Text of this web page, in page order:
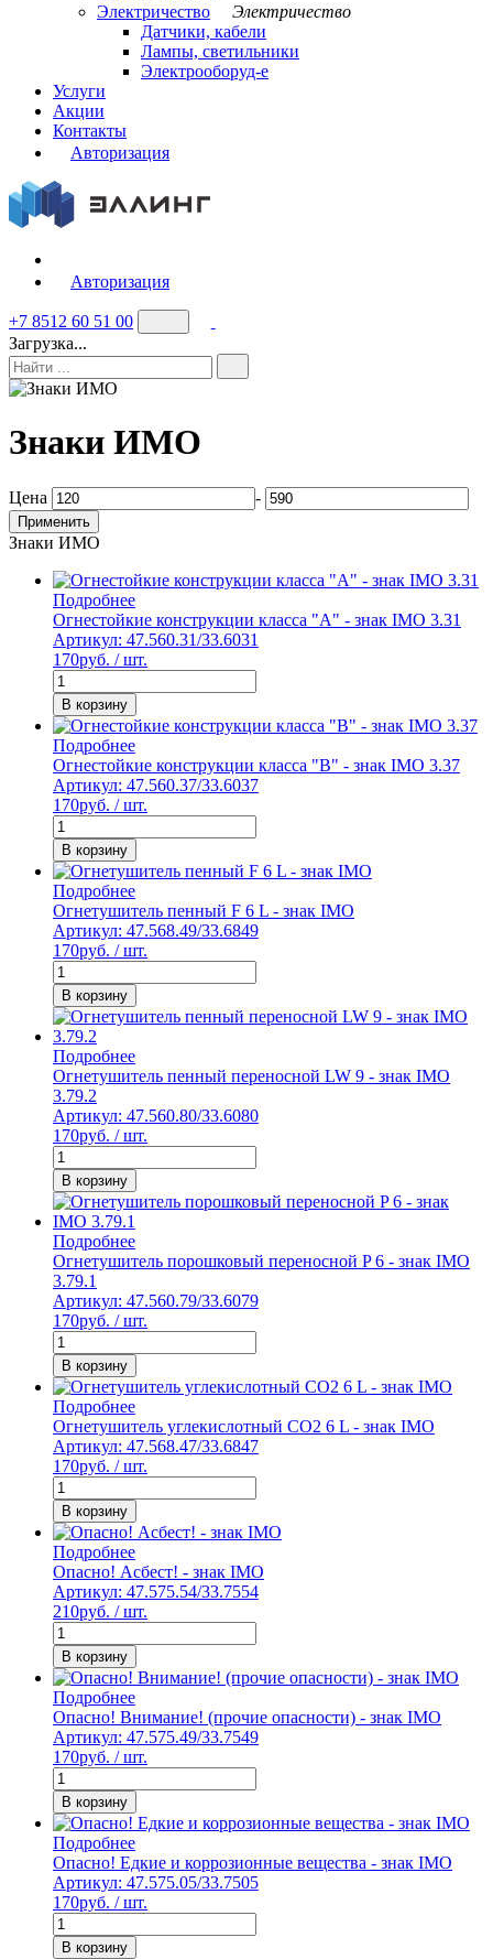
Электричество
Электричество
Датчики, кабели
Лампы, светильники
Электрооборуд-е
Услуги
Акции
Контакты
Авторизация
Авторизация
+7 8512 60 51 00
Загрузка...
Знаки ИМО
Цена -
Применить
Знаки ИМО
Подробнее
Огнестойкие конструкции класса "А" - знак IMO 3.31
Артикул: 47.560.31/33.6031
170руб. / шт.
В корзину
Подробнее
Огнестойкие конструкции класса "В" - знак IMO 3.37
Артикул: 47.560.37/33.6037
170руб. / шт.
В корзину
Подробнее
Огнетушитель пенный F 6 L - знак IMO
Артикул: 47.568.49/33.6849
170руб. / шт.
В корзину
Подробнее
Огнетушитель пенный переносной LW 9 - знак IMO
3.79.2
Артикул: 47.560.80/33.6080
170руб. / шт.
В корзину
Подробнее
Огнетушитель порошковый переносной P 6 - знак IMO
3.79.1
Артикул: 47.560.79/33.6079
170руб. / шт.
В корзину
Подробнее
Огнетушитель углекислотный CO2 6 L - знак IMO
Артикул: 47.568.47/33.6847
170руб. / шт.
В корзину
Подробнее
Опасно! Асбест! - знак IMO
Артикул: 47.575.54/33.7554
210руб. / шт.
В корзину
Подробнее
Опасно! Внимание! (прочие опасности) - знак IMO
Артикул: 47.575.49/33.7549
170руб. / шт.
В корзину
Подробнее
Опасно! Едкие и коррозионные вещества - знак IMO
Артикул: 47.575.05/33.7505
170руб. / шт.
В корзину